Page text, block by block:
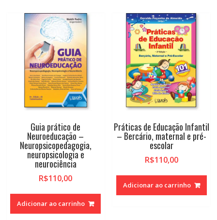
Guia prático de
Neuroeducação –
Neuropsicopedagogia,
neuropsicologia e
neurociência
R$110,00
Adicionar ao carrinho
Práticas de Educação Infantil
– Bercário, maternal e pré-
escolar
R$110,00
Adicionar ao carrinho